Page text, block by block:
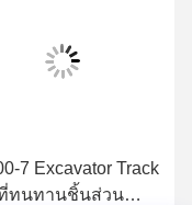
7 Excavator Track
ที่ทนทานชิ้นส่วน